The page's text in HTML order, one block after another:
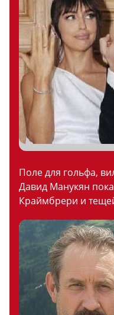
Поле для гольфа,
Давид Манукян
Краймбрери и